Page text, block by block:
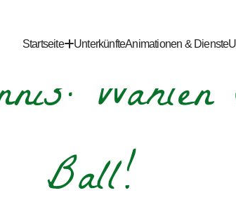
Startseite UnterkünfteAnimationen & Dienste
Ball!